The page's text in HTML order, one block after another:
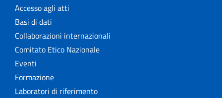
Accesso agli atti
Basi di dati
Collaborazioni internazionali
Comitato Etico Nazionale
Eventi
Formazione
Laboratori di riferimento